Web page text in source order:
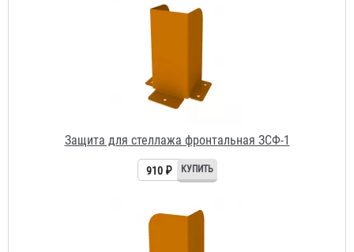
Защита для стеллажа фронтальная ЗСФ-1
910 ₽
Защита для стеллажа угловая ЗСУ-1